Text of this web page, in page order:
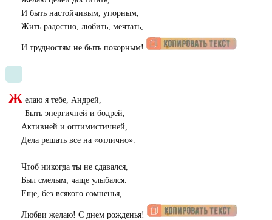
И быть настойчивым, упорным,
Жить радостно, любить, мечтать,
И трудностям не быть покорным!
Ж елаю я тебе, Андрей,
Быть энергичней и бодрей,
Активней и оптимистичней,
Дела решать все на «отлично».
Чтоб никогда ты не сдавался,
Был смелым, чаще улыбался.
Еще, без всякого сомненья,
Любви желаю! С днем рожденья!